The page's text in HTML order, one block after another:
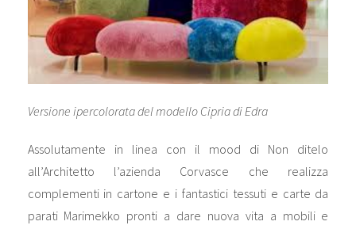
Versione ipercolorata del modello Cipria di Edra
Assolutamente in linea con il mood di Non ditelo
all’Architetto l’azienda Corvasce che realizza
complementi in cartone e i fantastici tessuti e carte da
parati Marimekko pronti a dare nuova vita a mobili e